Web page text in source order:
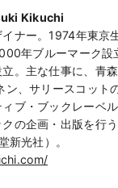
Kikuchi
ナー。1974年東京
年ブルーマーク設
。主な仕事に、青
、サリースコット
ブ・ブックレーベ
の企画・出版を行
新光社）。